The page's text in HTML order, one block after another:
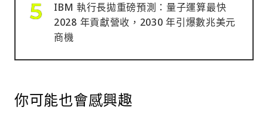
IBM 執行長拋重磅預測：量子運算最快
2028 年貢獻營收，2030 年引爆數兆美元
商機
你可能也會感興趣